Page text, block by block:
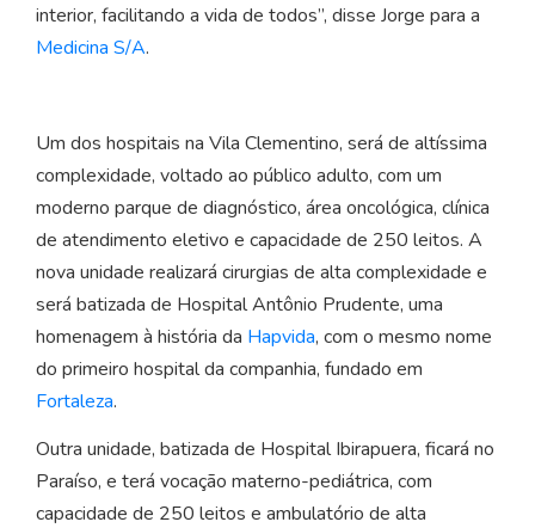
interior, facilitando a vida de todos”, disse Jorge para a
Medicina S/A.
Um dos hospitais na Vila Clementino, será de altíssima
complexidade, voltado ao público adulto, com um
moderno parque de diagnóstico, área oncológica, clínica
de atendimento eletivo e capacidade de 250 leitos. A
nova unidade realizará cirurgias de alta complexidade e
será batizada de Hospital Antônio Prudente, uma
homenagem à história da Hapvida, com o mesmo nome
do primeiro hospital da companhia, fundado em
Fortaleza.
Outra unidade, batizada de Hospital Ibirapuera, ficará no
Paraíso, e terá vocação materno-pediátrica, com
capacidade de 250 leitos e ambulatório de alta